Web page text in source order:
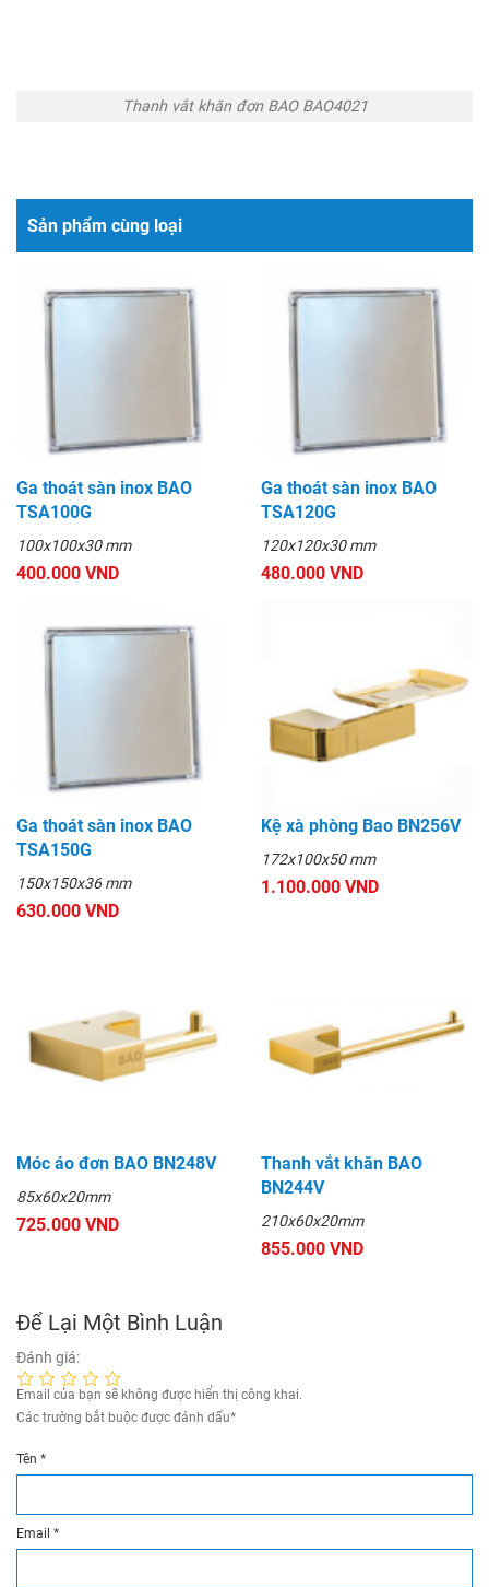
Thanh vắt khăn đơn BAO BAO4021
Sản phẩm cùng loại
Ga thoát sàn inox BAO
TSA100G
100x100x30 mm
400.000 VND
Ga thoát sàn inox BAO
TSA120G
120x120x30 mm
480.000 VND
Ga thoát sàn inox BAO
TSA150G
150x150x36 mm
630.000 VND
Kệ xà phòng Bao BN256V
172x100x50 mm
1.100.000 VND
Móc áo đơn BAO BN248V
85x60x20mm
725.000 VND
Thanh vắt khăn BAO
BN244V
210x60x20mm
855.000 VND
Để Lại Một Bình Luận
Đánh giá:
Email của bạn sẽ không được hiển thị công khai.
Các trường bắt buộc được đánh dấu*
Tên *
Email *